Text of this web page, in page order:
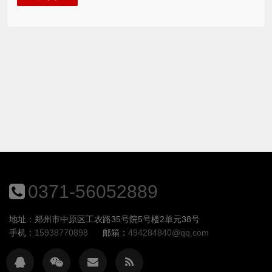
0371-56052889
地址：郑州市中原区工农路35号院5号楼2单元38号
手机： 15938770898 邮箱： 494284840@qq.com